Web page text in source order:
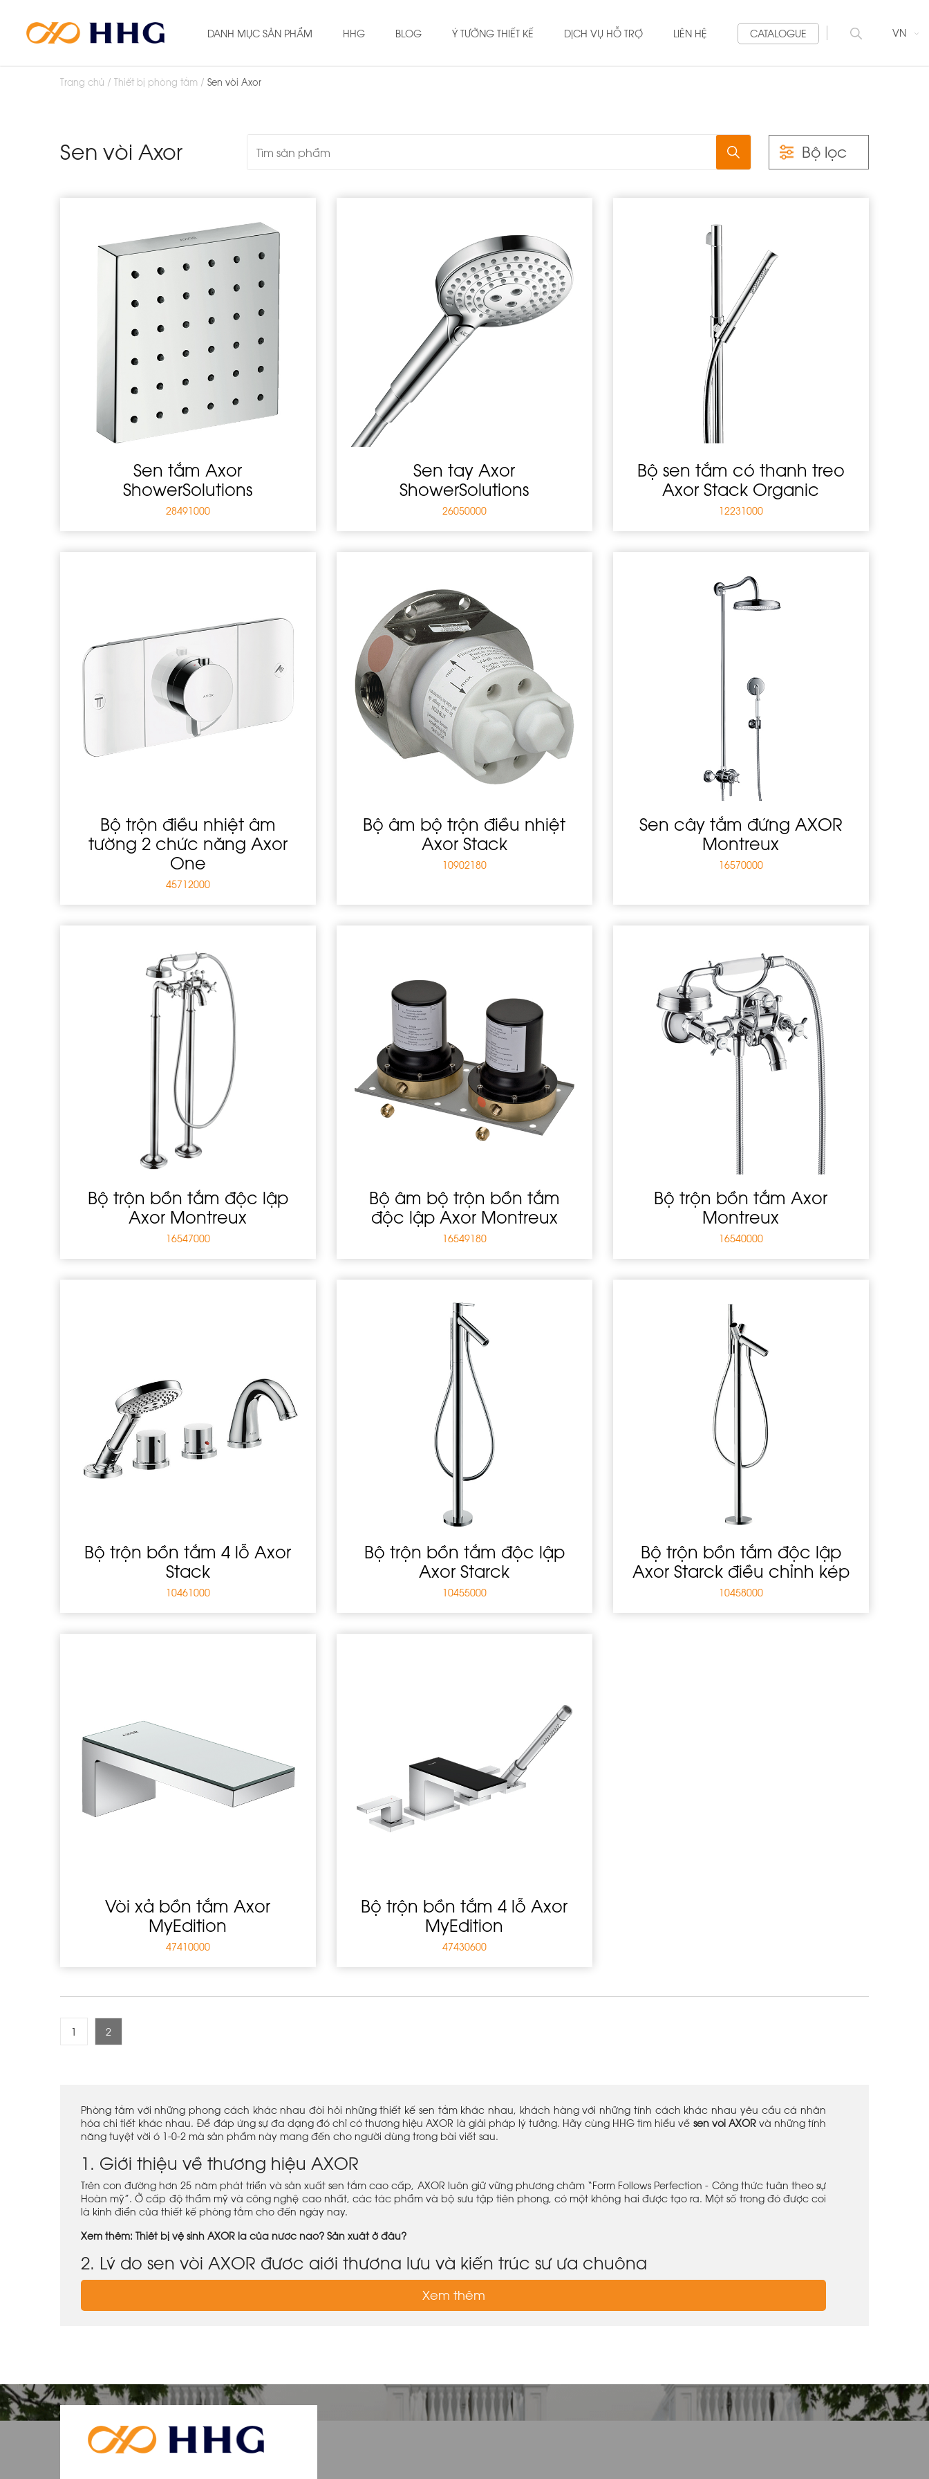
DANH MỤC SẢN PHẨM HHG BLOG Ý TƯỞNG THIẾT KẾ DỊCH VỤ HỖ TRỢ LIÊN HỆ CATALOGUE VN
Trang chủ Thiết bị phòng tắm Sen vòi Axor
Sen vòi Axor Bộ lọc
Sen tắm Axor
ShowerSolutions
28491000
Sen tay Axor
ShowerSolutions
26050000
Bộ sen tắm có thanh treo
Axor Stack Organic
12231000
Bộ trộn điều nhiệt âm
tường 2 chức năng Axor
One
45712000
Bộ âm bộ trộn điều nhiệt
Axor Stack
10902180
Sen cây tắm đứng AXOR
Montreux
16570000
Bộ trộn bồn tắm độc lập
Axor Montreux
16547000
Bộ âm bộ trộn bồn tắm
độc lập Axor Montreux
16549180
Bộ trộn bồn tắm Axor
Montreux
16540000
Bộ trộn bồn tắm 4 lỗ Axor
Stack
10461000
Bộ trộn bồn tắm độc lập
Axor Starck
10455000
Bộ trộn bồn tắm độc lập
Axor Starck điều chỉnh kép
10458000
Vòi xả bồn tắm Axor
MyEdition
47410000
Bộ trộn bồn tắm 4 lỗ Axor
MyEdition
47430600
1 2
Phòng tắm với những phong cách khác nhau đòi hỏi những thiết kế sen tắm khác nhau, khách hàng với những tính cách khác nhau yêu cầu cá nhân
hóa chi tiết khác nhau. Để đáp ứng sự đa dạng đó chỉ có thương hiệu AXOR là giải pháp lý tưởng. Hãy cùng HHG tìm hiểu về sen vòi AXORvà những tính
năng tuyệt vời ó 1-0-2 mà sản phẩm này mang đến cho người dùng trong bài viết sau.
1. Giới thiệu về thương hiệu AXOR
Trên con đường hơn 25 năm phát triển và sản xuất sen tắm cao cấp, AXOR luôn giữ vững phương châm “Form Follows Perfection - Công thức tuân theo sự
Hoàn mỹ”. Ở cấp độ thẩm mỹ và công nghệ cao nhất, các tác phẩm và bộ sưu tập tiên phong, có một không hai được tạo ra. Một số trong đó được coi
là kinh điển của thiết kế phòng tắm cho đến ngày nay.
Xem thêm: Thiết bị vệ sinh AXOR là của nước nào? Sản xuất ở đâu?
2. Lý do sen vòi AXOR được giới thượng lưu và kiến trúc sư ưa chuộng
Kiệt tác danh giá của những nhà sáng tạo hàng đầu:
AXOR kiến tạo những sản phẩm siêu việt từ nguồn sáng tạo bất tận của những nhà thiết kế hàng
Xem thêm